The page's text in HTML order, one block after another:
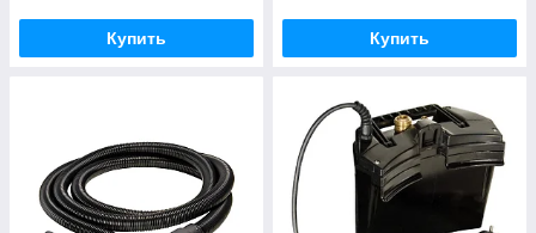
Купить Купить